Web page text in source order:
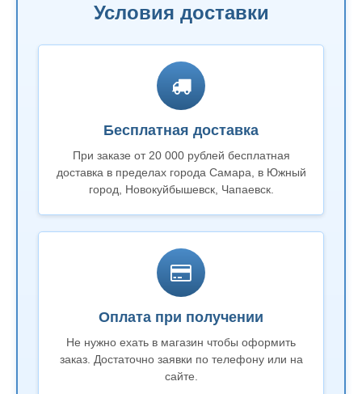
Условия доставки
Бесплатная доставка
При заказе от 20 000 рублей бесплатная
доставка в пределах города Самара, в Южный
город, Новокуйбышевск, Чапаевск.
Оплата при получении
Не нужно ехать в магазин чтобы оформить
заказ. Достаточно заявки по телефону или на
сайте.